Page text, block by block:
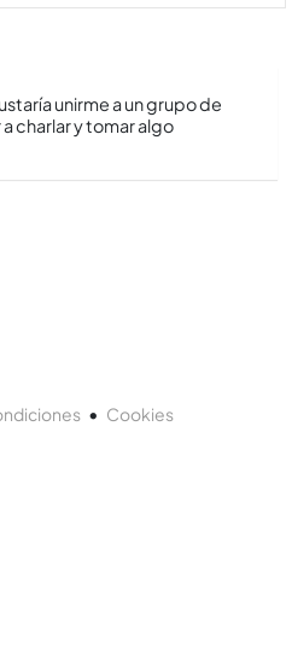
unirme a un grupo de
charlar y tomar algo
• Cookies